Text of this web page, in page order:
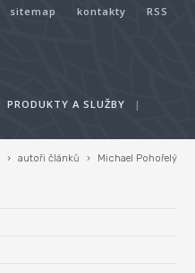
sitemap kontakty RSS
PRODUKTY A SLUŽBY
|
› autoři článků › Michael Pohořelý